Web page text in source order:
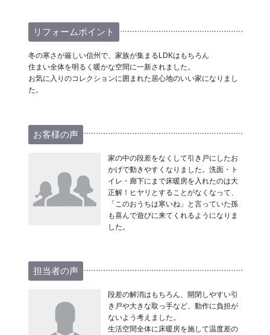
リフォームポイント
冬の寒さが厳しい信州で、家族が集まるLDKはもちろん
住まい全体を明るく暖かな空間に一新されました。
お気に入りのコレクションに囲まれた居心地のいい家になりまし
た。
お客様の声
家の中の段差をなくして引き戸にしたお
かげで動きやすくなりました。洗面・ト
イレ・廊下にまで床暖房を入れたのは大
正解！ヒヤリとすることがなくなって、
「このおうちは寒いね」と言っていた孫
も喜んで遊びに来てくれるようになりま
した。
担当者の声
段差の解消はもちろん、開閉しやすい引
き戸や大きな取っ手など、動作に負担が
ないよう考えました。
生活空間全体に床暖房を施して温度差の